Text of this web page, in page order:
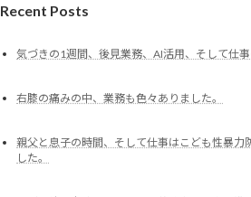
Recent Posts
気づきの1週間、後見業務、AI活用、そして仕
右膝の痛みの中、業務も色々ありました。
親父と息子の時間、そして仕事はこども性暴力
した。